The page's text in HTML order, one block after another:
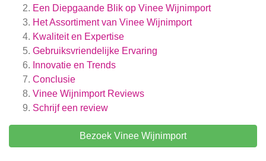
Een Diepgaande Blik op Vinee Wijnimport
Het Assortiment van Vinee Wijnimport
Kwaliteit en Expertise
Gebruiksvriendelijke Ervaring
Innovatie en Trends
Conclusie
Vinee WijnimportReviews
Schrijf een review
Bezoek Vinee Wijnimport